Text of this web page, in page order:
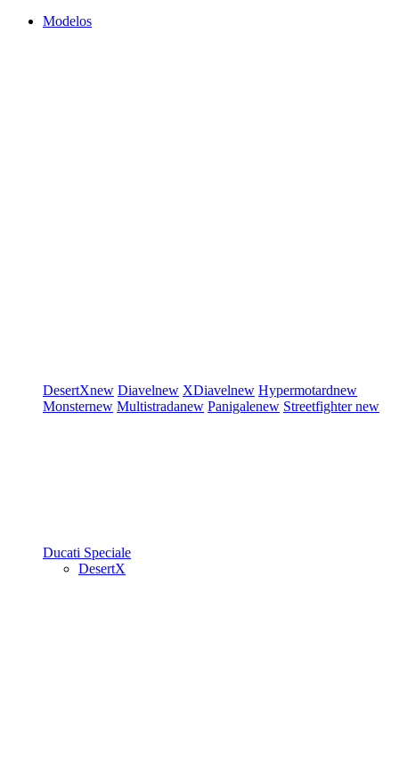
Modelos
DesertXnew Diavelnew XDiavelnew Hypermotardnew
Monsternew Multistradanew Panigalenew Streetfighternew
Ducati Speciale
DesertX